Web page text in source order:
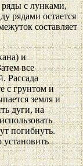
ряды с лунками,
рядами остается
составляет
и
все
Рассада
с грунтом и
земля и
дуги, на
погибнуть.